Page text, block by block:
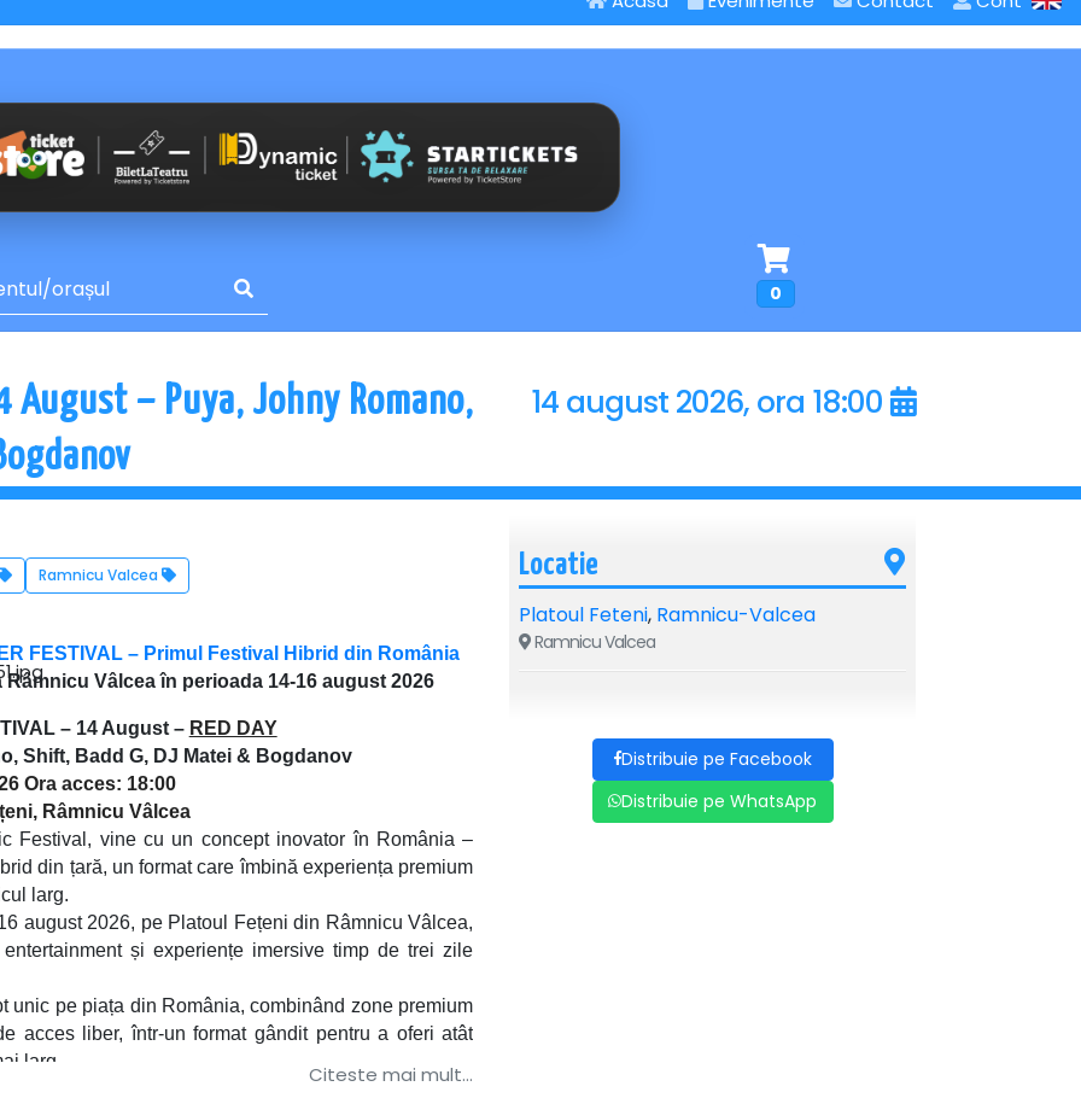
0
August – Puya, Johny Romano,
14 august 2026, ora 18:00
Ramnicu Valcea
FESTIVAL – Primul Festival Hibrid d in România
Râmnicu Vâlcea în perioada 14-16 august 2026
– 14 August – RED DAY
Shift, Badd G, DJ Matei & Bogdanov
Ora acces: 18:00
Râmnicu Vâlcea
Festival, vine cu un concept inovator în România –
din țară, un format care îmbină experiența premium
larg.
august 2026, pe Platoul Fețeni din Râmnicu Vâlcea,
și experiențe imersive timp de trei zile
unic pe piața din România, combinând zone premium
acces liber, într-un format gândit pentru a oferi atât
larg.
Citeste mai mult...
Locatie
Platoul Feteni, Ramnicu-Valcea
Ramnicu Valcea
Distribuie pe Facebook
Distribuie pe WhatsApp